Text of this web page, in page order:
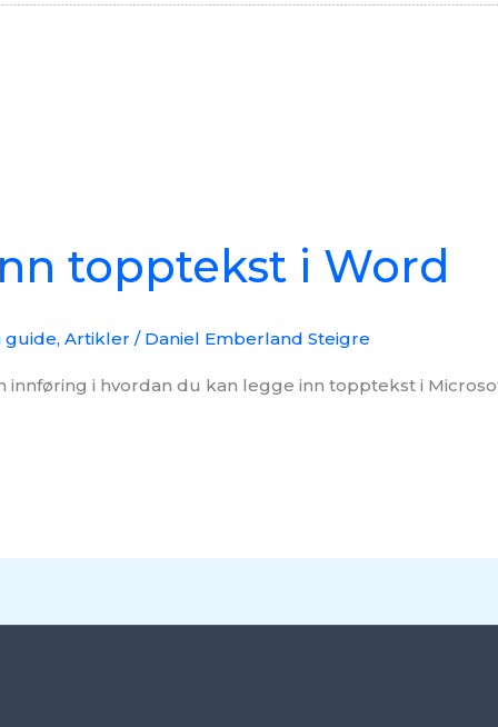
topptekst i Word
guide,Artikler / Daniel Emberland Steigre
innføring i hvordan du kan legge inn topptekst i